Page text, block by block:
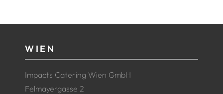
WIEN
Impacts Catering Wien GmbH
Felmayergasse 2